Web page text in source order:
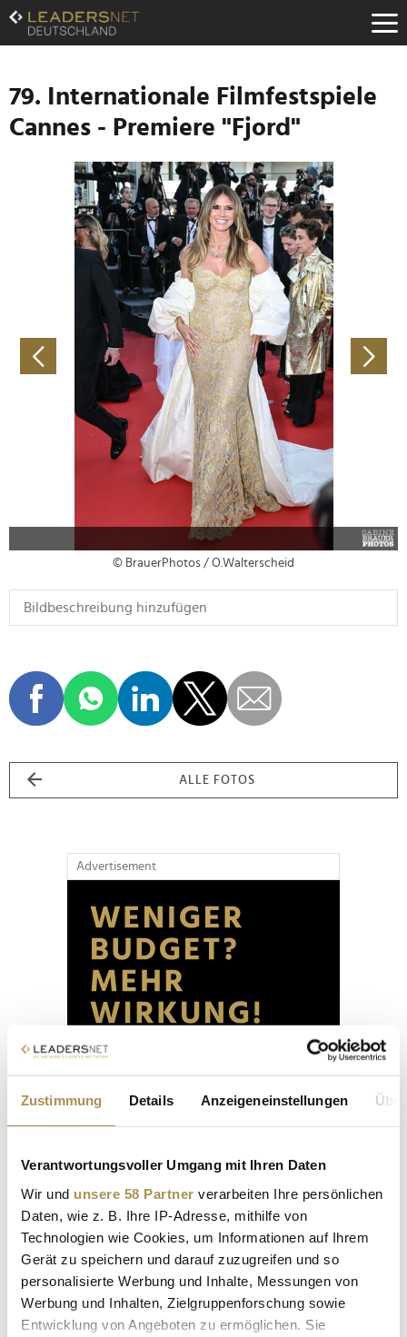
Zustimmung Details Anzeigeneinstellungen
Verantwortungsvoller Umgang mit Ihren Daten
Wir und unsere 58 Partner verarbeiten Ihre persönlichen
Daten, wie z. B. Ihre IP-Adresse, mithilfe von
Technologien wie Cookies, um Informationen auf Ihrem
Gerät zu speichern und darauf zuzugreifen und so
personalisierte Werbung und Inhalte, Messungen von
Werbung und Inhalten, Zielgruppenforschung sowie
Entwicklung von Angeboten zu ermöglichen. Sie
Zum
Inhalt
Zur
Navigation
Zur
Hauptnavigation
79. Internationale Filmfestspiele
Cannes - Premiere "Fjord"
© BrauerPhotos / O.Walterscheid
ALLE FOTOS
Advertisement